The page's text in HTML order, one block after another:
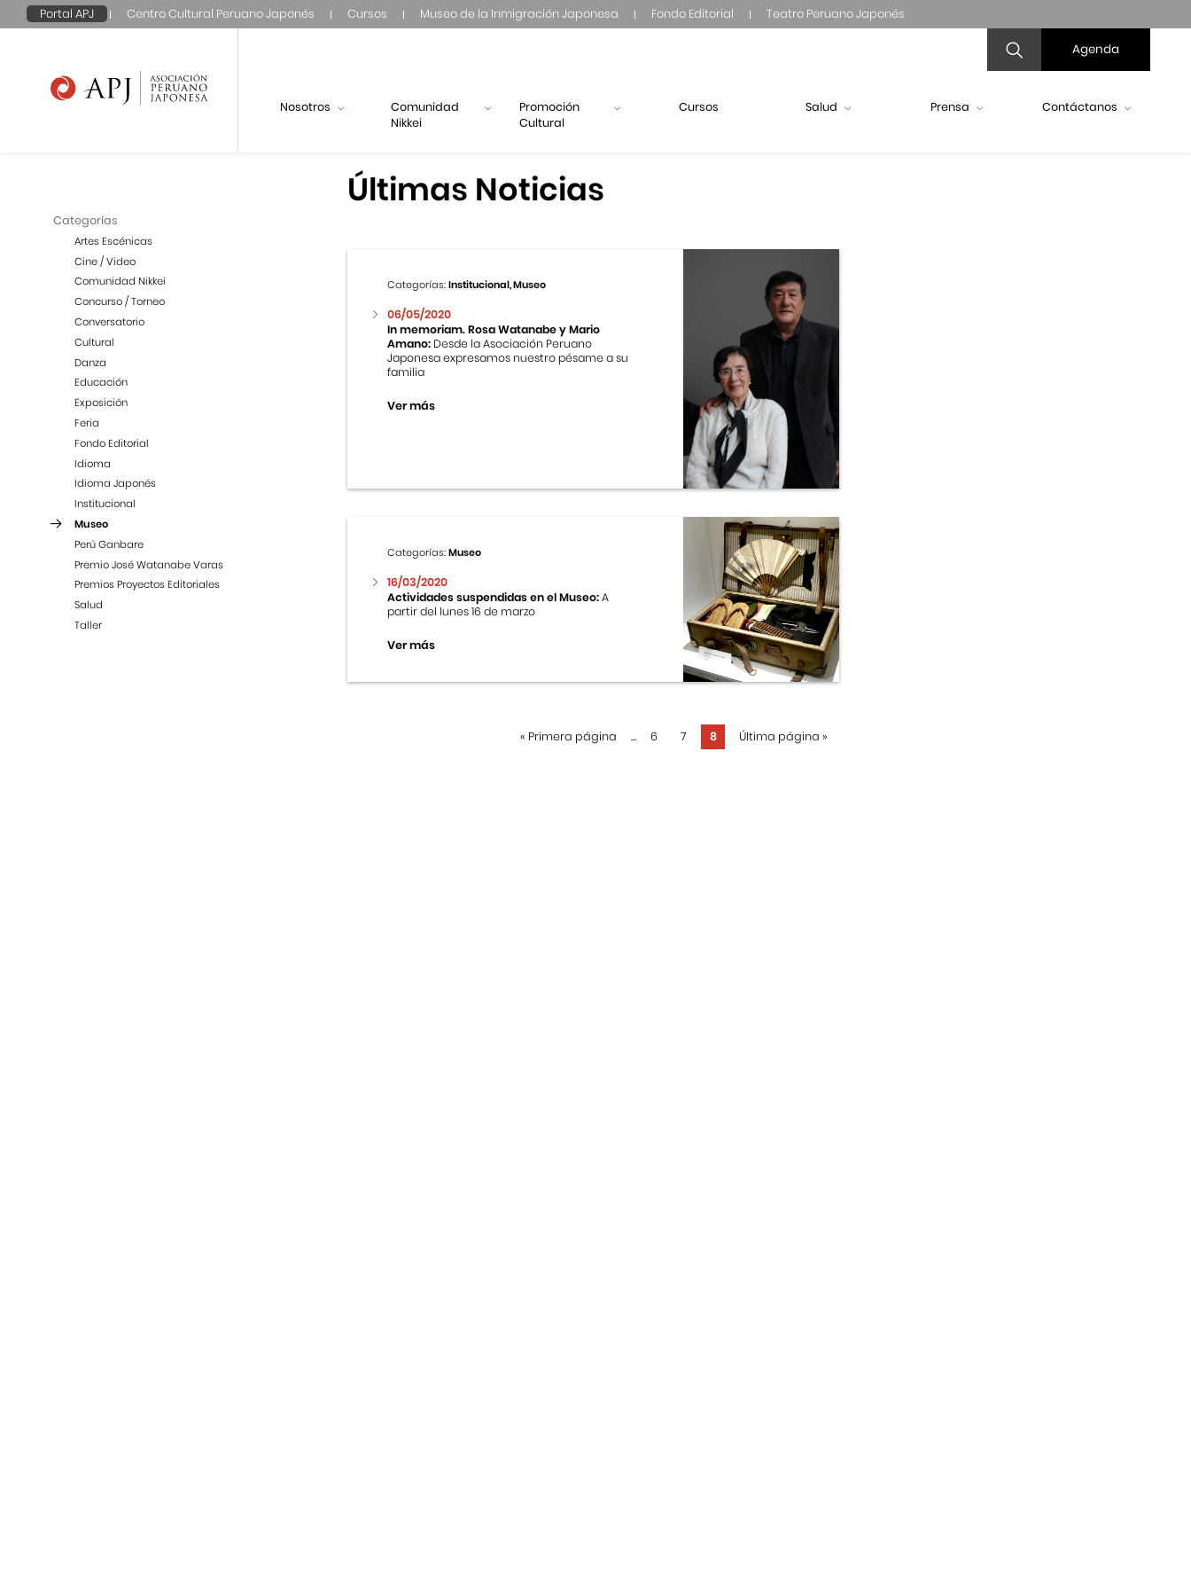
Portal APJ Centro Cultural Peruano Japonés Cursos Museo de la Inmigración Japonesa Fondo Editorial Teatro Peruano Japonés
Agenda
Nosotros
Comunidad
Nikkei
Promoción
Cultural
Cursos Salud Prensa Contáctanos
Categorías
Artes Escénicas
Cine / Video
Comunidad Nikkei
Concurso / Torneo
Conversatorio
Cultural
Danza
Educación
Exposición
Feria
Fondo Editorial
Idioma
Idioma Japonés
Institucional
Museo
Perú Ganbare
Premio José Watanabe Varas
Premios Proyectos Editoriales
Salud
Taller
Últimas Noticias
Categorías:Institucional, Museo
06/05/2020
In memoriam. Rosa Watanabe y Mario
Amano: Desde la Asociación Peruano
Japonesa expresamos nuestro pésame a su
familia
Ver más
Categorías:Museo
16/03/2020
Actividades suspendidas en el Museo:A
partir del lunes 16 de marzo
Ver más
« Primera página ... 6 7 8 Última página »